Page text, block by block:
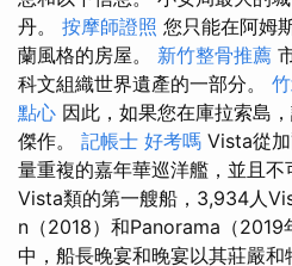
丹。 按摩師證照 您只能在阿姆
蘭風格的房屋。 新竹整骨推薦
科文組織世界遺產的一部分。
點心 因此，如果您在庫拉索島
傑作。 記帳士 好考嗎 Vista從
量重複的嘉年華巡洋艦，並且不
Vista類的第一艘船，3,934人
n（2018）和Panorama（2019
中，船長晚宴和晚宴以其莊嚴